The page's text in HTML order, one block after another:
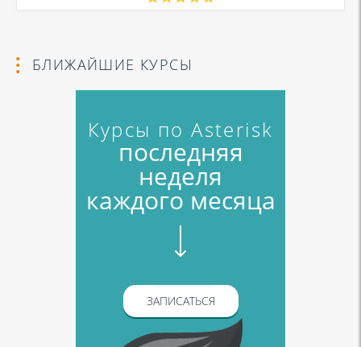
БЛИЖАЙШИЕ КУРСЫ
Курсы по Asterisk
последняя
неделя
каждого месяца
ЗАПИСАТЬСЯ